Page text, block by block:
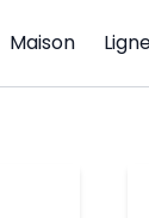
Maison